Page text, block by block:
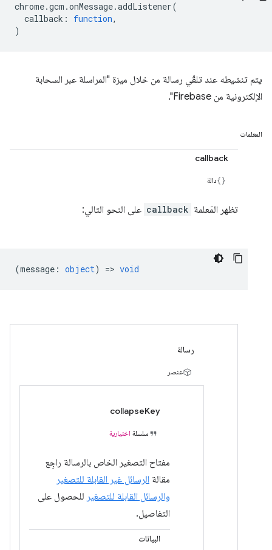
chrome.gcm .onMessage.addListener(
callback : function,
)
يتم تنشيطه عند تلقّي رسالة من خلال ميزة "المراسلة عبر السحابة
الإلكترونية من Firebase".
المعلمات
callback
دالة
تظهر المَعلمة callback على النحو التالي:
(message : object) => void
رسالة
عنصر
collapseKey
سلسلة اختيارية
مفتاح التصغير الخاص بالرسالة راجِع
مقالة الرسائل غير القابلة للتصغير
والرسائل القابلة للتصغير للحصول على
التفاصيل.
البيانات